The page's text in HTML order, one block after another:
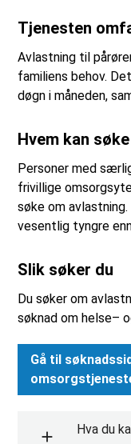
Tjenesten
Avlastning til
familiens behov.
døgn i måneden,
Hvem kan
Personer med
frivillige
søke om
vesentlig tyngre
Slik søker du
Du søker om
søknad om helse–
Gå til
Hva du